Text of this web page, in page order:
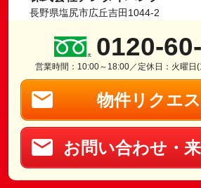
長野県塩尻市広丘吉田1044-2
0120-
営業時間：10:00～18:00／定休日：火曜日
物件リクエ
お問い合わせ・